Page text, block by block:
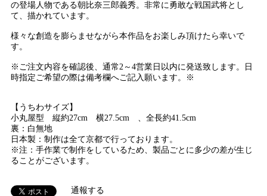
の登場人物である朝比奈三郎義秀。非常に勇敢な戦国武将とし
て、描かれています。
様々な創造を膨らませながら本作品をお楽しみ頂けたら幸いで
す。
※ご注文内容を確認後、通常2～4営業日以内に発送致します。日
時指定ご希望の際は備考欄へご記入願います。※
【うちわサイズ】
小丸屋型 縦約27cm 横27.5cm 、全長約41.5cm
裏：白無地
日本製：制作は全て京都で行っております。
※注：手作業で制作をしているため、製品ごとに多少の差が生じ
ることがございます。
通報する